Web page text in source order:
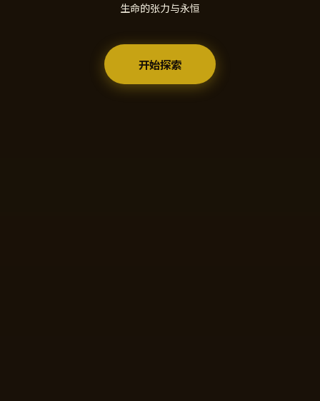
生命的张力与永恒
开始探索